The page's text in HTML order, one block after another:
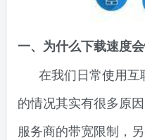
一、为什么下载速度
在我们日常使用互
的情况其实有很多原
服务商的带宽限制，